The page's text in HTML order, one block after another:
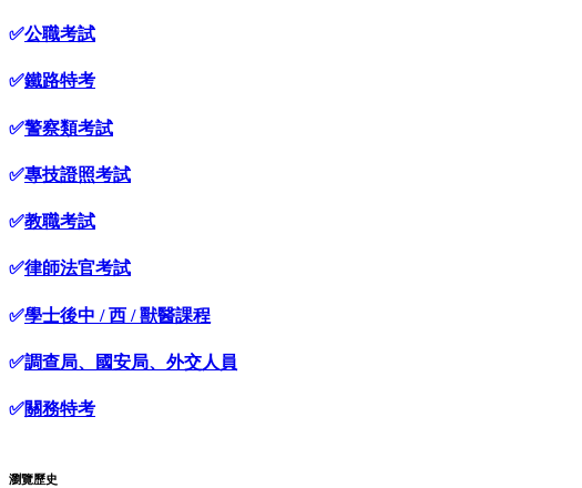
✅公職考試
✅鐵路特考
✅警察類考試
✅專技證照考試
✅教職考試
✅律師法官考試
✅學士後中 / 西 / 獸醫課程
✅調查局、國安局、外交人員
✅關務特考
瀏覽歷史